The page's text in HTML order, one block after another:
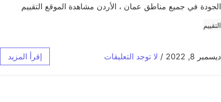
الجودة في جميع مناطق عمان ، الأردن مشاهدة الموقع التقييم
التقييم
ديسمبر 8, 2022 / لا توجد التعليقات إقرأ المزيد